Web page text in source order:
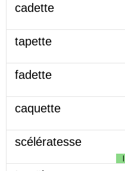
cadette
tapette
fadette
caquette
scélératesse
l